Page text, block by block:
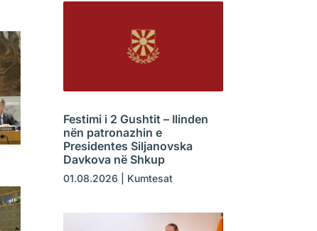
Festimi i 2 Gushtit – Ilinden
nën patronazhin e
Presidentes Siljanovska
Davkova në Shkup
01.08.2026 Kumtesat